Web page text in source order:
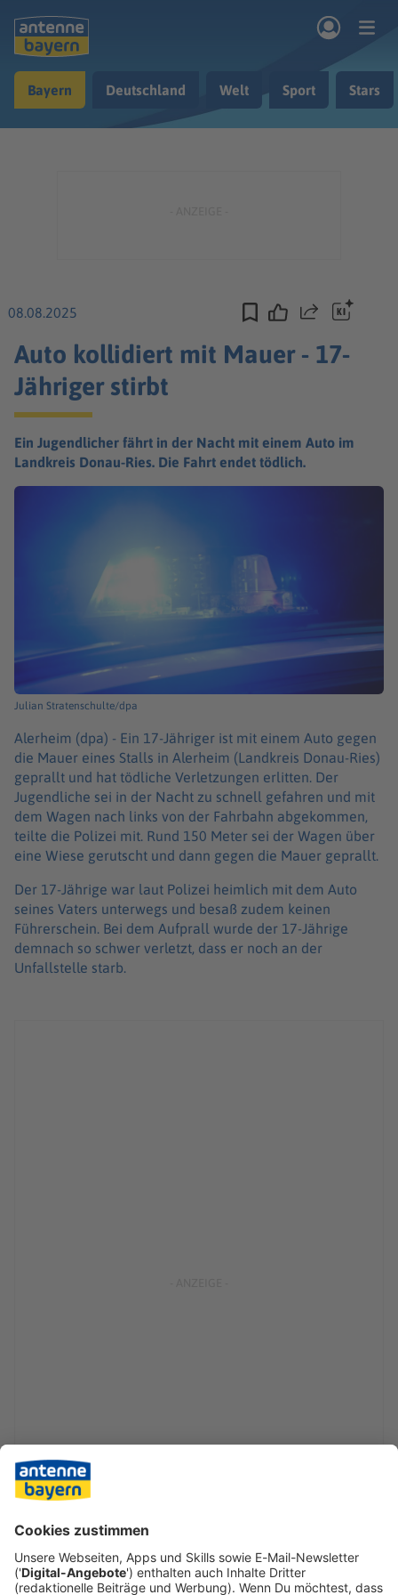
Musik & Radio
Bayern Deutschland Welt Sport Stars
08.08.2025 Teilen
Auto kollidiert mit Mauer - 17-
Jähriger stirbt
Ein Jugendlicher fährt in der Nacht mit einem Auto im
Landkreis Donau-Ries. Die Fahrt endet tödlich.
Julian Stratenschulte/dpa
Alerheim (dpa) - Ein 17-Jähriger ist mit einem Auto gegen
die Mauer eines Stalls in Alerheim (Landkreis Donau-Ries)
geprallt und hat tödliche Verletzungen erlitten. Der
Jugendliche sei in der Nacht zu schnell gefahren und mit
dem Wagen nach links von der Fahrbahn abgekommen,
teilte die Polizei mit. Rund 150 Meter sei der Wagen über
eine Wiese gerutscht und dann gegen die Mauer geprallt.
Der 17-Jährige war laut Polizei heimlich mit dem Auto
seines Vaters unterwegs und besaß zudem keinen
Führerschein. Bei dem Aufprall wurde der 17-Jährige
demnach so schwer verletzt, dass er noch an der
Unfallstelle starb.